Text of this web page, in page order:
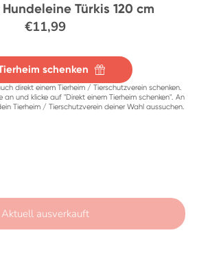
Türkis 120 cm
€11,99
schenken
direkt einem Tierheim / Tierschutzverein schenken.
und klicke auf "Direkt einem Tierheim schenken". An
Tierheim / Tierschutzverein deiner Wahl aussuchen.
Aktuell ausverkauft